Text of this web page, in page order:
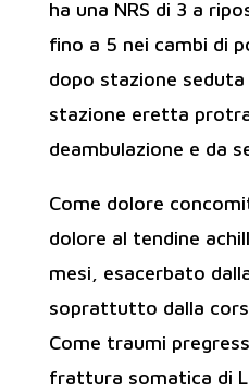
ha una NRS di 3 a
fino a 5 nei cambi di
dopo stazione
stazione eretta
deambulazione e da
Come dolore
dolore al tendine
mesi, esacerbato
soprattutto dalla
Come traumi
frattura somatica di